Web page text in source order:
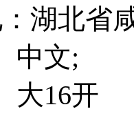
湖北省
中文;
大16开